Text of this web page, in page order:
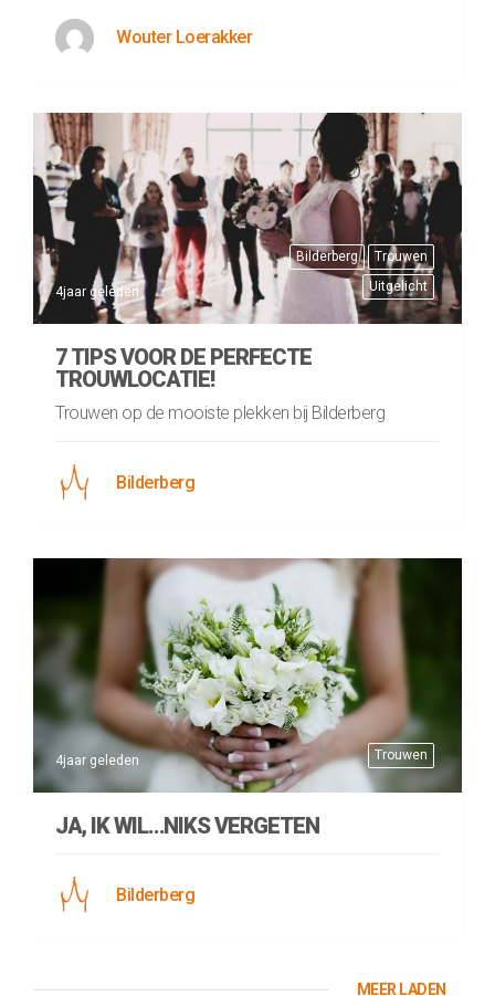
Wouter Loerakker
Bilderberg
Trouwen
Uitgelicht
4jaar geleden
7 TIPS VOOR DE PERFECTE
TROUWLOCATIE!
Trouwen op de mooiste plekken bij Bilderberg
Bilderberg
Trouwen
4jaar geleden
JA, IK WIL…NIKS VERGETEN
Bilderberg
MEER LADEN